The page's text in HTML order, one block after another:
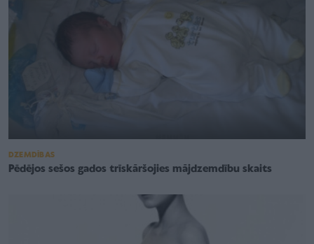
DZEMDĪBAS
Pēdējos sešos gados trīskāršojies mājdzemdību skaits